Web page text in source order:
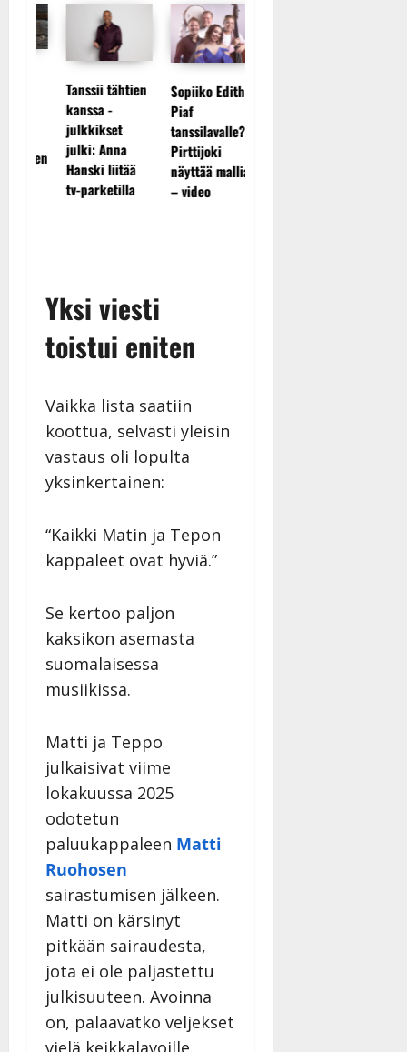
Tanssii tähtien
kanssa -
julkkikset
julki: Anna
Hanski liitää
tv-parketilla
Sopiiko Edith
Piaf
tanssilavalle?
Pirttijoki
näyttää mallia
– video
Yksi viesti
toistui eniten
Vaikka lista saatiin
koottua, selvästi yleisin
vastaus oli lopulta
yksinkertainen:
“Kaikki Matin ja Tepon
kappaleet ovat hyviä.”
Se kertoo paljon
kaksikon asemasta
suomalaisessa
musiikissa.
Matti ja Teppo
julkaisivat viime
lokakuussa 2025
odotetun
paluukappaleen Matti
Ruohosen
sairastumisen jälkeen.
Matti on kärsinyt
pitkään sairaudesta,
jota ei ole paljastettu
julkisuuteen. Avoinna
on, palaavatko veljekset
vielä keikkalavoille.